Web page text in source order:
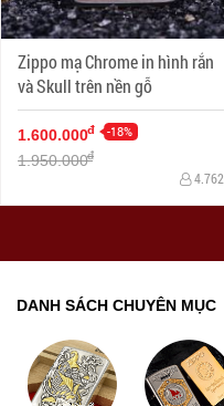
Zippo mạ Chrome in hình rắn
và Skull trên nền gỗ
1.600.000đ -18%
1.950.000đ
4.762
DANH SÁCH CHUYÊN MỤC